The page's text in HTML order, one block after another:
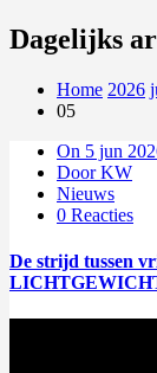
Dagelijks
Home 2026
05
On 5 jun
Door KW
Nieuws
0 Reacties
De strijd tussen